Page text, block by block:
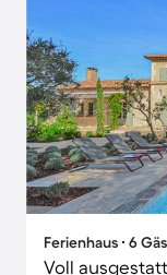
Ferienhaus ∙ 6